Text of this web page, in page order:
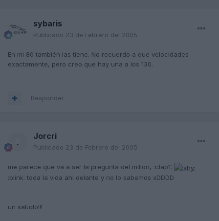
sybaris
Publicado 23 de Febrero del 2005
En mi 80 también las tiene. No recuerdo a que velocidades
exactamente, pero creo que hay una a los 130.
Responder
Jorcri
Publicado 23 de Febrero del 2005
me parece que va a ser la pregunta del millon, :clap1:
:blink: toda la vida ahi delante y no lo sabemos xDDDD
un saludo!!!